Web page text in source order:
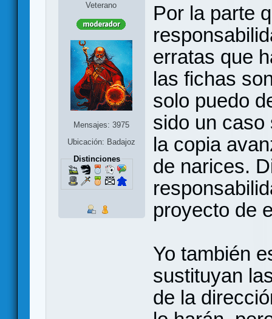
Veterano
Mensajes: 3975
Ubicación: Badajoz
Distinciones
Por la parte
erratas que
las fichas
solo puedo
sido un caso
la copia
de narices.
proyecto de
Yo también
sustituyan
de la